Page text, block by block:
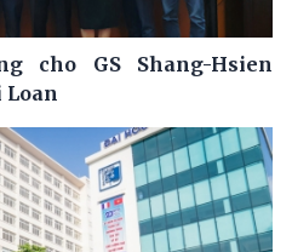
cho GS Shang-Hsien
Loan